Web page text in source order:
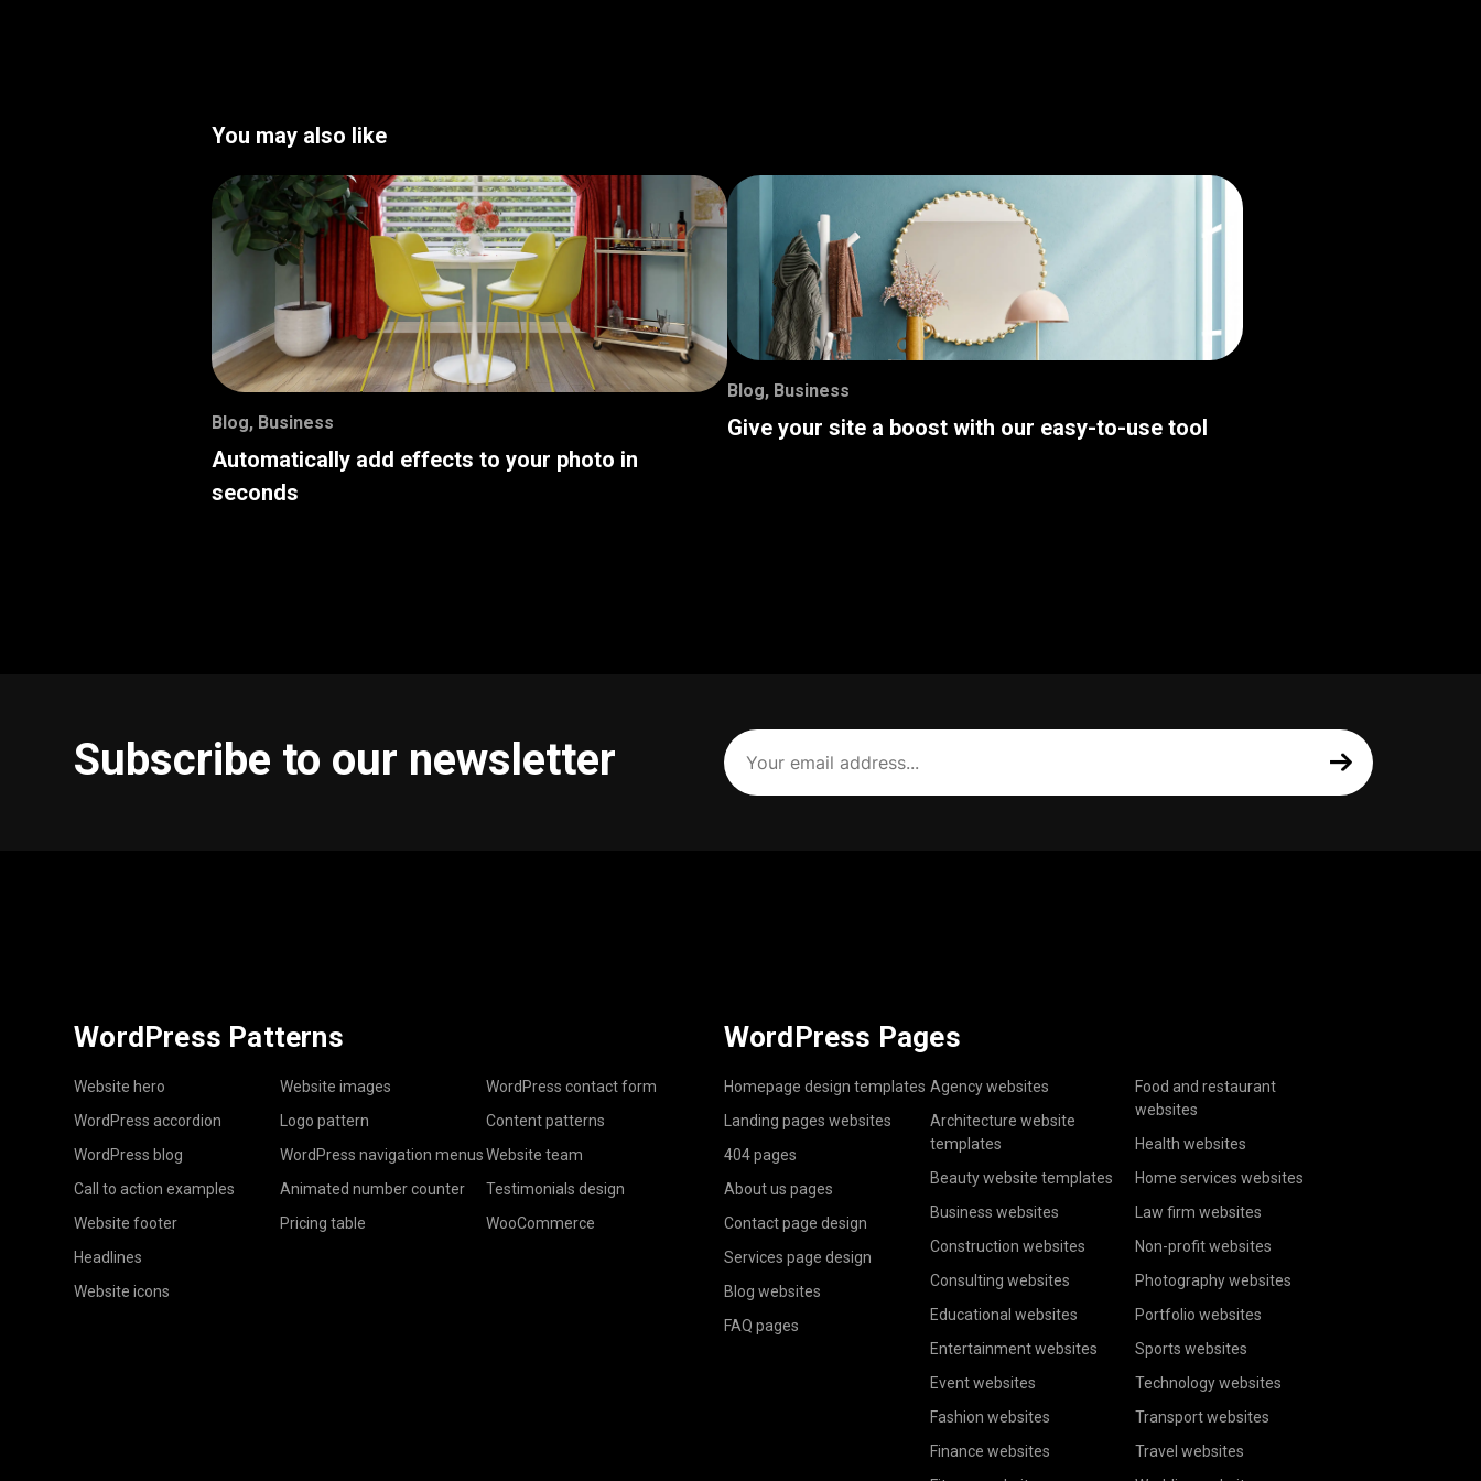
You may also like
Blog, Business
Automatically add effects to your photo in
seconds
Blog, Business
Give your site a boost with our easy-to-use tool
Subscribe to our newsletter
Your
email
address
(Required)
WordPress Patterns
Website hero
WordPress accordion
WordPress blog
Call to action examples
Website footer
Headlines
Website icons
Website images
Logo pattern
WordPress navigation menus
Animated number counter
Pricing table
WordPress contact form
Content patterns
Website team
Testimonials design
WooCommerce
WordPress Pages
Homepage design templates
Landing pages websites
404 pages
About us pages
Contact page design
Services page design
Blog websites
FAQ pages
Agency websites
Architecture website
templates
Beauty website templates
Business websites
Construction websites
Consulting websites
Educational websites
Entertainment websites
Event websites
Fashion websites
Finance websites
Food and restaurant
websites
Health websites
Home services websites
Law firm websites
Non-profit websites
Photography websites
Portfolio websites
Sports websites
Technology websites
Transport websites
Travel websites